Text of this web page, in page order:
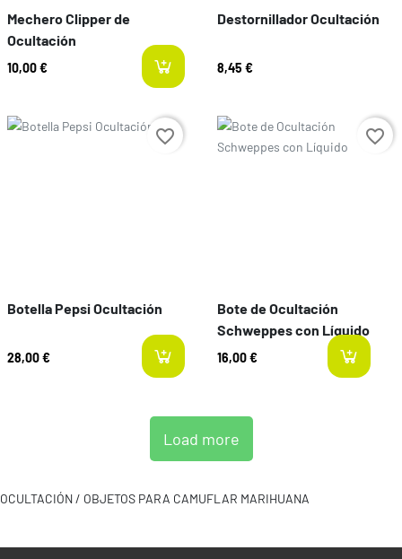
Mechero Clipper de
Ocultación
10,00 €
Destornillador Ocultación
8,45 €
Preço
Botella Pepsi Ocultación
28,00 €
favorite_border Preço
Bote de Ocultación
Schweppes con Líquido
16,00 €
favorite_border
Load more
OCULTACIÓN / OBJETOS PARA CAMUFLAR MARIHUANA